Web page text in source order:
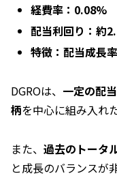
経費率：0.08%
配当利回り：約
特徴：配当成長
DGROは、 一定の配
柄を中心に組み入れ
また、 過去のトータ
と成長のバランスが